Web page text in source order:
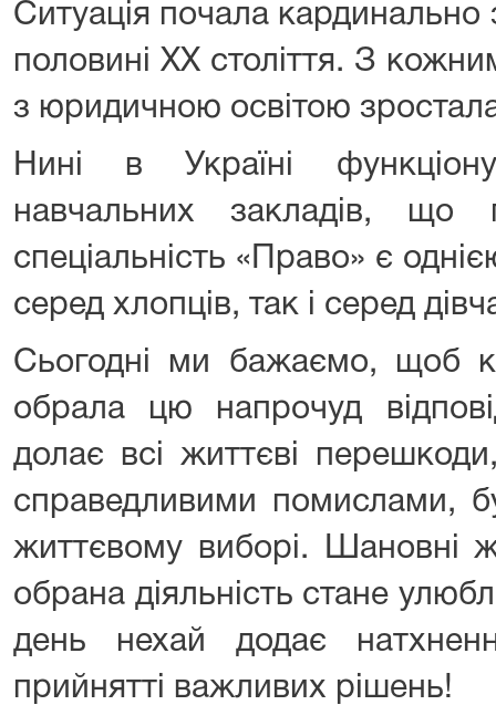
Ситуація почала
половині ХХ століття. З
з юридичною освітою
Нині в Україні
навчальних закладів, що
спеціальність «Право» є
серед хлопців, так і серед
Сьогодні ми бажаємо, щоб
обрала цю напрочуд
долає всі життєві
справедливими помислами,
життєвому виборі. Шановні
обрана діяльність стане
день нехай додає
прийнятті важливих рішень!